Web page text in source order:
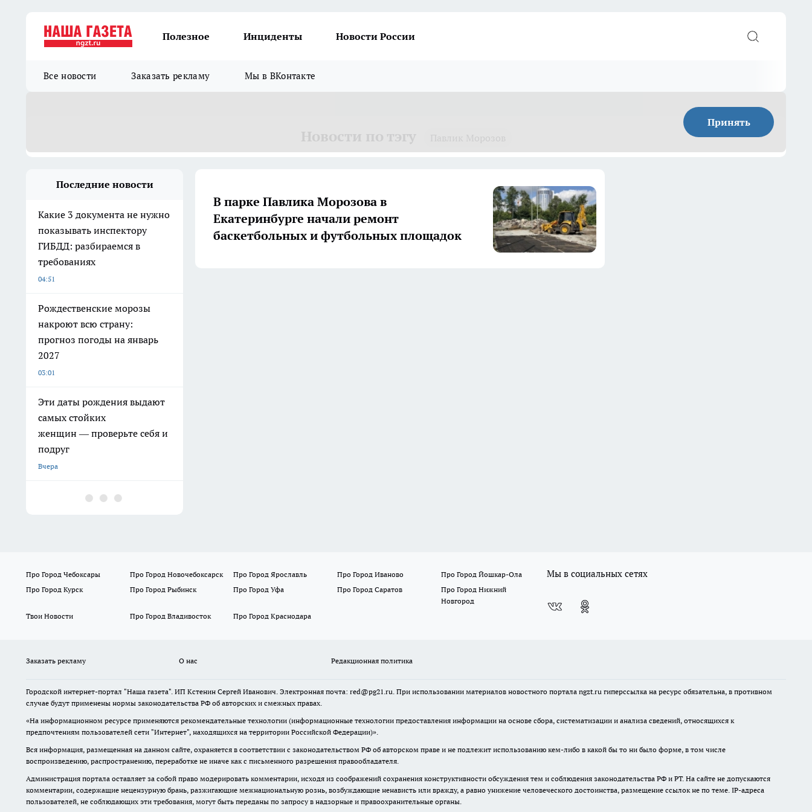
Полезное Инциденты Новости России
Все новости Заказать рекламу Мы в ВКонтакте
Принять
Последние новости
Какие 3 документа не нужно
показывать инспектору
ГИБДД: разбираемся в
требованиях
04:51
Рождественские морозы
накроют всю страну:
прогноз погоды на январь
2027
03:01
Эти даты рождения выдают
самых стойких
женщин — проверьте себя и
подруг
Вчера
В парке Павлика Морозова в
Екатеринбурге начали ремонт
баскетбольных и футбольных площадок
Про Город Чебоксары Про Город Новочебоксарск Про Город Ярославль Про Город Иваново
Про Город Йошкар-Ола
Про Город Курск
Про Город Рыбинск Про Город Уфа Про Город Саратов
Про Город Нижний
Новгород
Твои Новости
Про Город Владивосток Про Город Краснодара
Мы в социальных сетях
Заказать рекламу О нас Редакционная политика
Городской интернет-портал "Наша газета". ИП Кстенин Сергей Иванович. Электронная почта: red@pg21.ru. При использовании материалов новостного портала ngzt.ru гиперссылка на ресурс обязательна, в противном
случае будут применены нормы законодательства РФ об авторских и смежных правах.
«На информационном ресурсе применяются рекомендательные технологии (информационные технологии предоставления информации на основе сбора, систематизации и анализа сведений, относящихся к
предпочтениям пользователей сети "Интернет", находящихся на территории Российской Федерации)».
Вся информация, размещенная на данном сайте, охраняется в соответствии с законодательством РФ об авторском праве и не подлежит использованию кем-либо в какой бы то ни было форме, в том числе
воспроизведению, распространению, переработке не иначе как с письменного разрешения правообладателя.
Администрация портала оставляет за собой право модерировать комментарии, исходя из соображений сохранения конструктивности обсуждения тем и соблюдения законодательства РФ и РТ. На сайте не допускаются
комментарии, содержащие нецензурную брань, разжигающие межнациональную рознь, возбуждающие ненависть или вражду, а равно унижение человеческого достоинства, размещение ссылок не по теме. IP-адреса
пользователей, не соблюдающих эти требования, могут быть переданы по запросу в надзорные и правоохранительные органы.